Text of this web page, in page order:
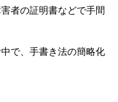
者の証明書などで手間
で、手書き法の簡略化